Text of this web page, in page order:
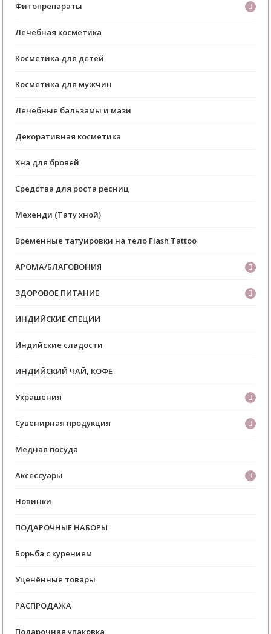
Фитопрепараты
Лечебная косметика
Косметика для детей
Косметика для мужчин
Лечебные бальзамы и мази
Декоративная косметика
Хна для бровей
Средства для роста ресниц
Мехенди (Тату хной)
Временные татуировки на тело Flash Tattoo
АРОМА/БЛАГОВОНИЯ
ЗДОРОВОЕ ПИТАНИЕ
ИНДИЙСКИЕ СПЕЦИИ
Индийские сладости
ИНДИЙСКИЙ ЧАЙ, КОФЕ
Украшения
Сувенирная продукция
Медная посуда
Аксессуары
Новинки
ПОДАРОЧНЫЕ НАБОРЫ
Борьба с курением
Уценённые товары
РАСПРОДАЖА
Подарочная упаковка